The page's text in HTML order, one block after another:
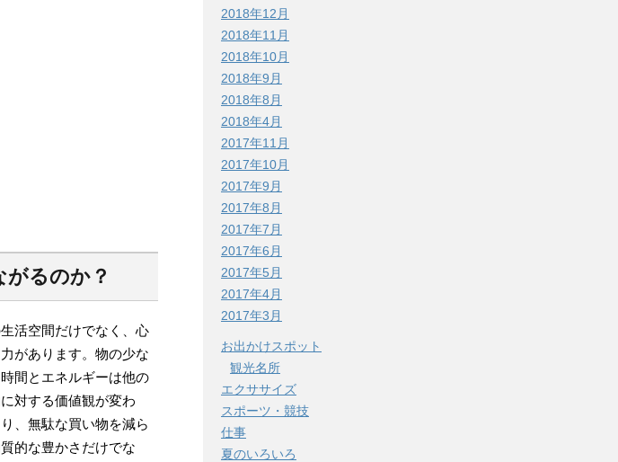
るのか？
活空間だけでなく、心
があります。物の少な
間とエネルギーは他の
対する価値観が変わ
、無駄な買い物を減ら
的な豊かさだけでな
2018年12月
2018年11月
2018年10月
2018年9月
2018年8月
2018年4月
2017年11月
2017年10月
2017年9月
2017年8月
2017年7月
2017年6月
2017年5月
2017年4月
2017年3月
お出かけスポット
観光名所
エクササイズ
スポーツ・競技
仕事
夏のいろいろ